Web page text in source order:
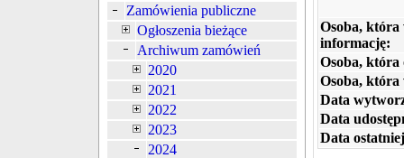
Zamówienia publiczne
Ogłoszenia bieżące
Archiwum zamówień
2020
2021
2022
2023
2024
Osoba, która
informację:
Osoba, która
Osoba, która
Data
Data
Data